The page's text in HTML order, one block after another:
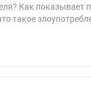
Как
такое